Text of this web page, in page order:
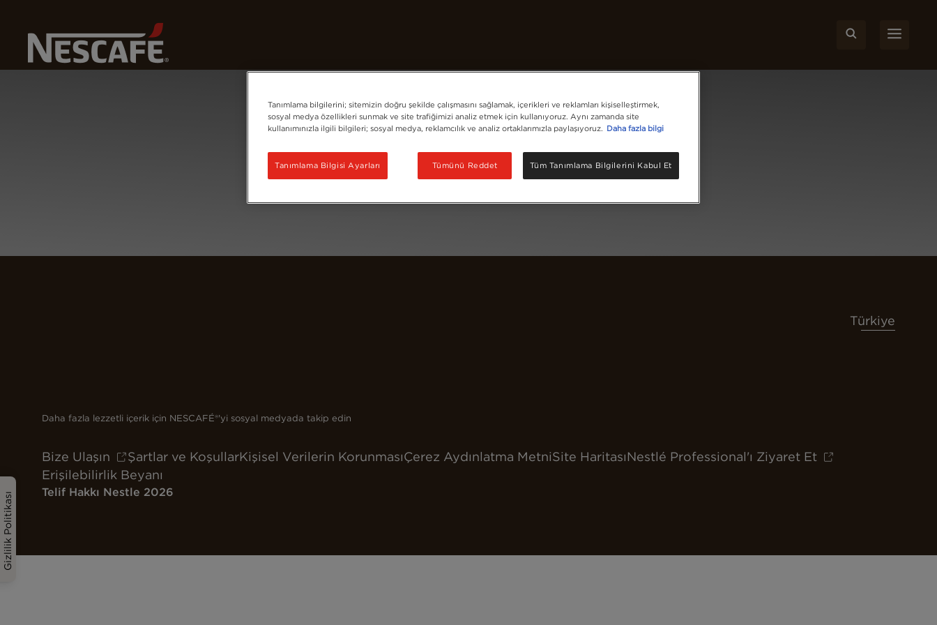
Gizlilik Politikası
Türkiye
Daha fazla lezzetli içerik için NESCAFÉ®'yi sosyal medyada takip edin
Bize Ulaşın Şartlar ve KoşullarKişisel Verilerin KorunmasıÇerez Aydınlatma MetniSite HaritasıNestlé Professional'ı Ziyaret Et
Erişilebilirlik Beyanı
Telif Hakkı Nestle 2026
Tanımlama bilgilerini; sitemizin doğru şekilde çalışmasını sağlamak, içerikleri ve reklamları kişiselleştirmek,
sosyal medya özellikleri sunmak ve site trafiğimizi analiz etmek için kullanıyoruz. Aynı zamanda site
kullanımınızla ilgili bilgileri; sosyal medya, reklamcılık ve analiz ortaklarımızla paylaşıyoruz. Daha fazla bilgi
Tanımlama Bilgisi Ayarları Tümünü Reddet Tüm Tanımlama Bilgilerini Kabul Et